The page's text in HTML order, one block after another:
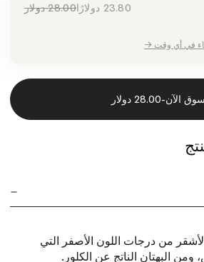
23.80 دولارًا 28.00 دولار
في أي وقت →
الآن-28.00 دولار
من درجات اللون الأصفر التي
ومن البهتان الناتج عن الكلور.